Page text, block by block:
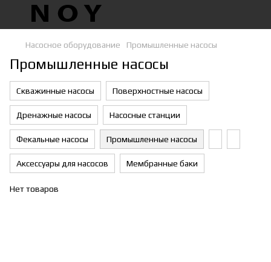
Насосное оборудование Промышленные насосы
Промышленные насосы
Скважинные насосы Поверхностные насосы
Дренажные насосы Насосные станции
Фекальные насосы Промышленные насосы
Аксессуары для насосов Мембранные баки
Нет товаров